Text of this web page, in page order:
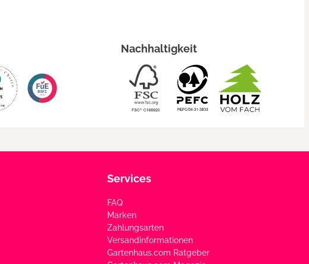
Nachhaltigkeit
Services
FAQ
Marken
Zahlungsarten
Versandinformationen
Gartenhaus.com Ratgeber